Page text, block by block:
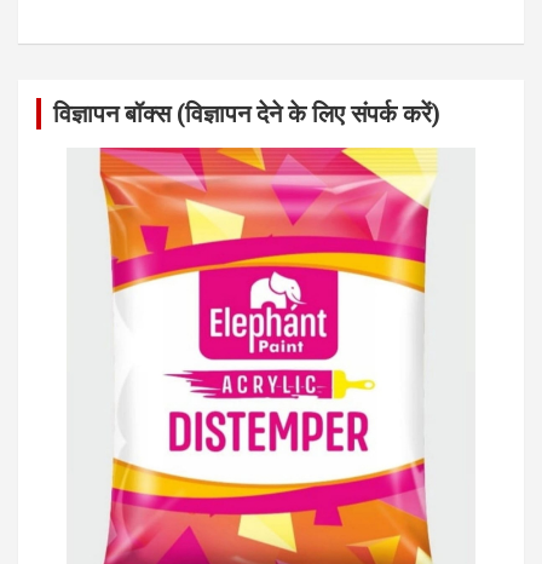
विज्ञापन बॉक्स (विज्ञापन देने के लिए संपर्क करें)